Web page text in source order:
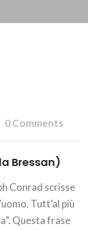
0 Comments
Bressan)
Conrad scrisse
Tutt’al più
Questa frase